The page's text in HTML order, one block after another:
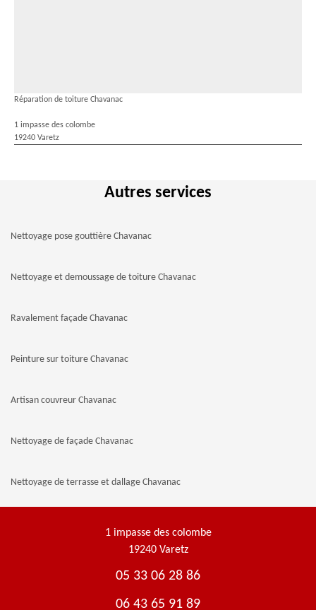
Réparation de toiture Chavanac
1 impasse des colombe
19240 Varetz
Autres services
Nettoyage pose gouttière Chavanac
Nettoyage et demoussage de toiture Chavanac
Ravalement façade Chavanac
Peinture sur toiture Chavanac
Artisan couvreur Chavanac
Nettoyage de façade Chavanac
Nettoyage de terrasse et dallage Chavanac
1 impasse des colombe
19240 Varetz
05 33 06 28 86
06 43 65 91 89